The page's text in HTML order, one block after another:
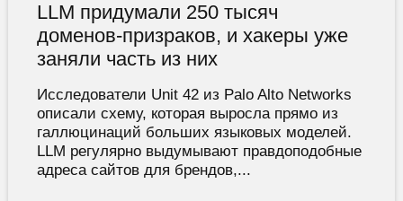
LLM придумали 250 тысяч
доменов-призраков, и хакеры уже
заняли часть из них
Исследователи Unit 42 из Palo Alto Networks
описали схему, которая выросла прямо из
галлюцинаций больших языковых моделей.
LLM регулярно выдумывают правдоподобные
адреса сайтов для брендов,...